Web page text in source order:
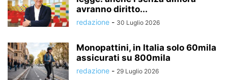
avranno diritto...
redazione - 30 Luglio 2026
Monopattini, in Italia solo 60mila
assicurati su 800mila
redazione - 29 Luglio 2026